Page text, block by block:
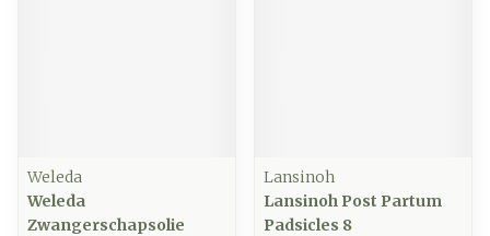
Weleda
Weleda
Zwangerschapsolie
Lansinoh
Lansinoh Post Partum
Padsicles 8